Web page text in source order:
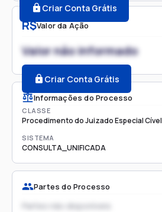
R$Valor da Ação
Valor não informado
Criar Conta Grátis
Informações do Processo
CLASSE
Procedimento do Juizado Especial Cível
SISTEMA
CONSULTA_UNIFICADA
Partes do Processo
Partes não disponíveis
Criar Conta Grátis